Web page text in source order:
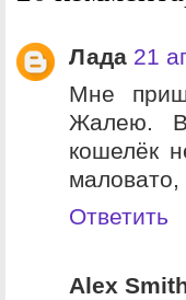
Лада 21
Мне
Жалею.
кошелёк
Ответить
Alex